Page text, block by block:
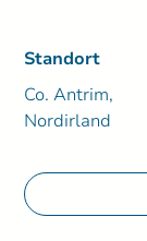
Standort
Co. Antrim,
Nordirland